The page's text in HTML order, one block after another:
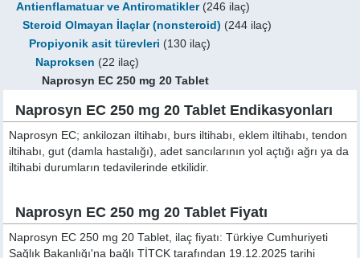
Antienflamatuar ve Antiromatikler(246 ilaç)
Steroid Olmayan İlaçlar (nonsteroid) (244 ilaç)
Propiyonik asit türevleri (130 ilaç)
Naproksen (22 ilaç)
Naprosyn EC 250 mg 20 Tablet
Naprosyn EC 250 mg 20 Tablet Endikasyonları
Naprosyn EC; ankilozan iltihabı, burs iltihabı, eklem iltihabı, tendon
iltihabı, gut (damla hastalığı), adet sancılarının yol açtığı ağrı ya da
iltihabi durumların tedavilerinde etkilidir.
Naprosyn EC 250 mg 20 Tablet Fiyatı
Naprosyn EC 250 mg 20 Tablet, ilaç fiyatı: Türkiye Cumhuriyeti
Sağlık Bakanlığı'na bağlı TİTCK tarafından 19.12.2025 tarihi